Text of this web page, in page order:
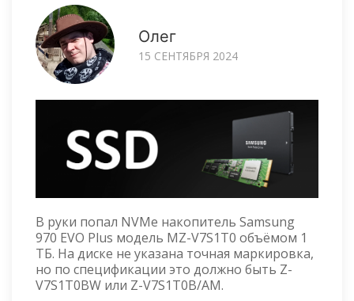
Олег
15 СЕНТЯБРЯ 2024
В руки попал NVMe накопитель Samsung
970 EVO Plus модель MZ-V7S1T0 объёмом 1
ТБ. На диске не указана точная маркировка,
но по спецификации это должно быть Z-
V7S1T0BW или Z-V7S1T0B/AM.